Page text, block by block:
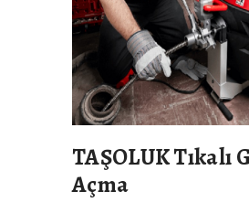
TAŞOLUK Tıkalı
Açma